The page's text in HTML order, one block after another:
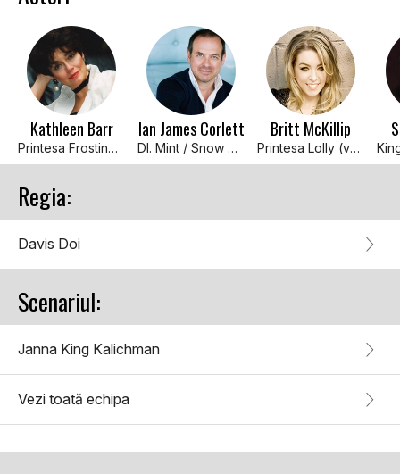
Kathleen Barr
Printesa Frostine (voce)
Ian James Corlett
Dl. Mint / Snow Beaver (voce)
Britt McKillip
Printesa Lolly (voce)
Regia:
Davis Doi
Scenariul:
Janna King Kalichman
Vezi toată echipa